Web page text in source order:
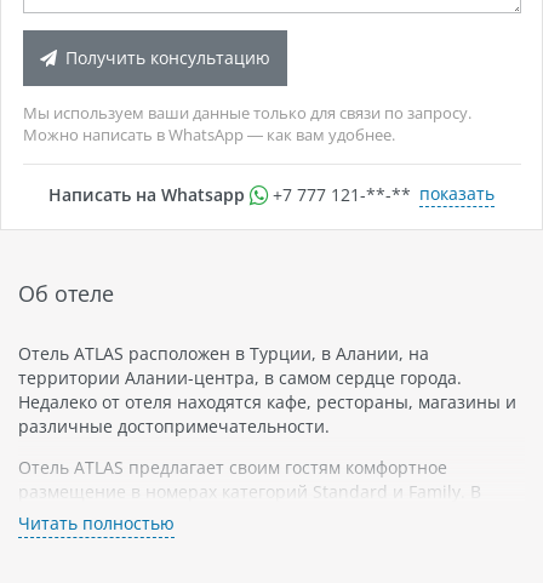
Получить консультацию
Мы используем ваши данные только для связи по запросу.
Можно написать в WhatsApp — как вам удобнее.
Написать на Whatsapp +7 777 121-**-** показать
Об отеле
Отель ATLAS расположен в Турции, в Алании, на
территории Алании-центра, в самом сердце города.
Недалеко от отеля находятся кафе, рестораны, магазины и
различные достопримечательности.
Отель ATLAS предлагает своим гостям комфортное
размещение в номерах категорий Standard и Family. В
номерах есть все необходимое для приятного проживания:
кондиционеры, мини-бары, спутниковое телевидение и
Читать полностью